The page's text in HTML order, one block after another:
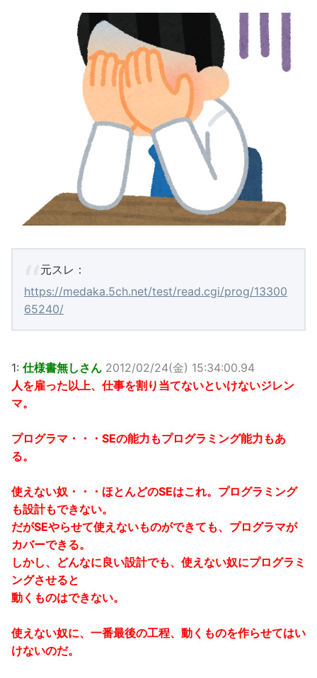
元スレ：
https://medaka.5ch.net/test/read.cgi/prog/13300
65240/
1: 仕様書無しさん 2012/02/24(金) 15:34:00.94
人を雇った以上、仕事を割り当てないといけないジレン
マ。
プログラマ・・・SEの能力もプログラミング能力もあ
る。
使えない奴・・・ほとんどのSEはこれ。プログラミング
も設計もできない。
だがSEやらせて使えないものができても、プログラマが
カバーできる。
しかし、どんなに良い設計でも、使えない奴にプログラミ
ングさせると
動くものはできない。
使えない奴に、一番最後の工程、動くものを作らせてはい
けないのだ。